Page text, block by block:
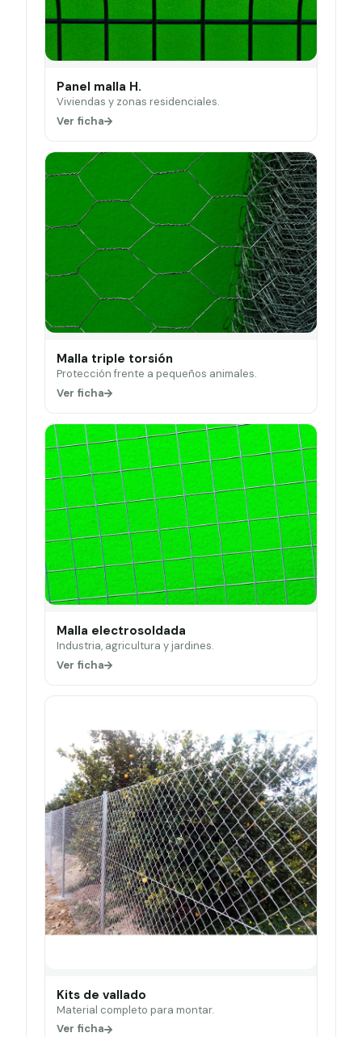
Panel malla H.
Viviendas y zonas residenciales.
Ver ficha
Malla triple torsión
Protección frente a pequeños animales.
Ver ficha
Malla electrosoldada
Industria, agricultura y jardines.
Ver ficha
Kits de vallado
Material completo para montar.
Ver ficha